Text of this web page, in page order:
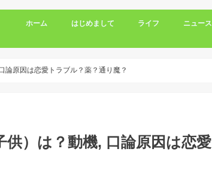
ホーム はじめまして ライフ ニュース
論原因は恋愛トラブル？薬？通り魔？
）は？動機, 口論原因は恋愛